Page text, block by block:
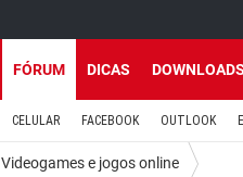
FÓRUM DICAS DOWNLOADS
CELULAR FACEBOOK OUTLOOK
Videogames e jogos online